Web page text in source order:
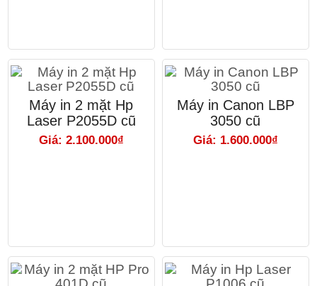
Máy in 2 mặt Hp
Laser P2055D cũ
Giá: 2.100.000₫
Máy in Canon LBP
3050 cũ
Giá: 1.600.000₫